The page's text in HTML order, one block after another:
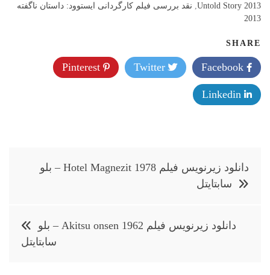
Untold Story 2013
, نقد بررسی فیلم کارگردانی ایستوود: داستان ناگفته
2013
SHARE
Twitter
راهبری
نوشته
دانلود زیرنویس فیلم Hotel Magnezit 1978 – بلو
سابتايتل
دانلود زیرنویس فیلم Akitsu onsen 1962 – بلو
سابتايتل